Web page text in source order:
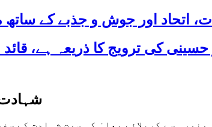
سے کربلائے معلیٰ کی سمت شہادت کے